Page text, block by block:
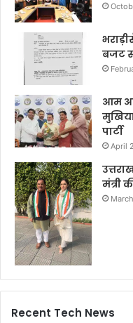
बजट
आम
पार्टी
April
मंत्री
Recent Tech News